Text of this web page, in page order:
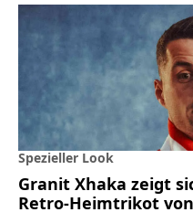
Spezieller Look
Granit Xhaka zeigt
Retro-Heimtrikot